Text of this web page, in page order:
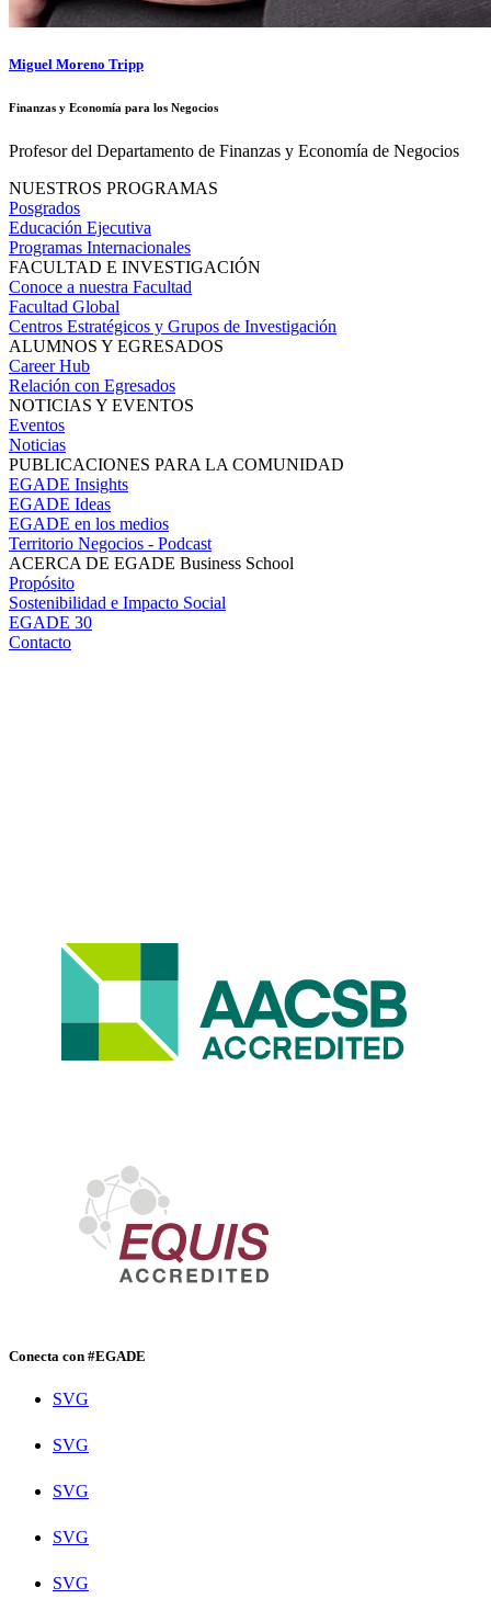
Miguel Moreno Tripp
Finanzas y Economía para los Negocios
Profesor del Departamento de Finanzas y Economía de Negocios
NUESTROS PROGRAMAS
Posgrados
Educación Ejecutiva
Programas Internacionales
FACULTAD E INVESTIGACIÓN
Conoce a nuestra Facultad
Facultad Global
Centros Estratégicos y Grupos de Investigación
ALUMNOS Y EGRESADOS
Career Hub
Relación con Egresados
NOTICIAS Y EVENTOS
Eventos
Noticias
PUBLICACIONES PARA LA COMUNIDAD
EGADE Insights
EGADE Ideas
EGADE en los medios
Territorio Negocios - Podcast
ACERCA DE EGADE Business School
Propósito
Sostenibilidad e Impacto Social
EGADE 30
Contacto
Conecta con #EGADE
SVG
SVG
SVG
SVG
SVG